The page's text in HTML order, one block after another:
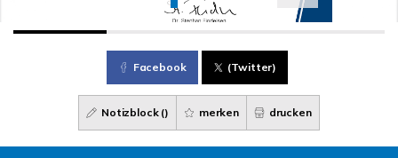
Facebook (Twitter)
Notizblock () merken drucken